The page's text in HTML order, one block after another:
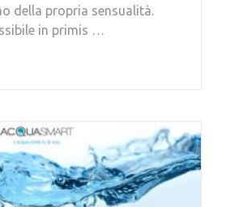
della propria sensualità.
in primis …